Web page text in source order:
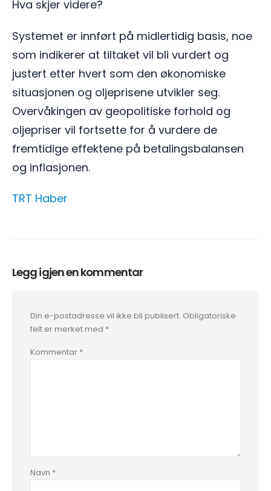
Hva skjer videre?
Systemet er innført på midlertidig basis, noe
som indikerer at tiltaket vil bli vurdert og
justert etter hvert som den økonomiske
situasjonen og oljeprisene utvikler seg.
Overvåkingen av geopolitiske forhold og
oljepriser vil fortsette for å vurdere de
fremtidige effektene på betalingsbalansen
og inflasjonen.
TRT Haber
Legg igjen en kommentar
Din e-postadresse vil ikke bli publisert. Obligatoriske
felt er merket med *
Kommentar *
Navn *